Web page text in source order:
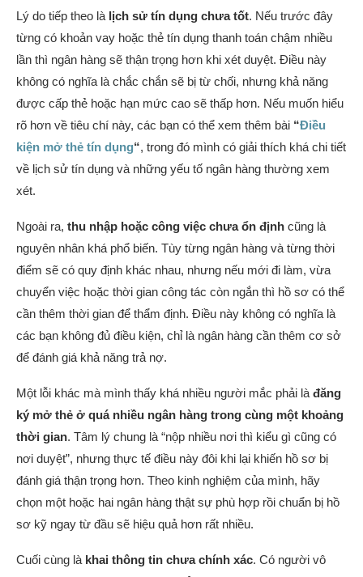
Lý do tiếp theo là lịch sử tín dụng chưa tốt. Nếu trước đây
từng có khoản vay hoặc thẻ tín dụng thanh toán chậm nhiều
lần thì ngân hàng sẽ thận trọng hơn khi xét duyệt. Điều này
không có nghĩa là chắc chắn sẽ bị từ chối, nhưng khả năng
được cấp thẻ hoặc hạn mức cao sẽ thấp hơn. Nếu muốn hiểu
rõ hơn về tiêu chí này, các bạn có thể xem thêm bài “Điều
kiện mở thẻ tín dụng“, trong đó mình có giải thích khá chi tiết
về lịch sử tín dụng và những yếu tố ngân hàng thường xem
xét.
Ngoài ra, thu nhập hoặc công việc chưa ổn định cũng là
nguyên nhân khá phổ biến. Tùy từng ngân hàng và từng thời
điểm sẽ có quy định khác nhau, nhưng nếu mới đi làm, vừa
chuyển việc hoặc thời gian công tác còn ngắn thì hồ sơ có thể
cần thêm thời gian để thẩm định. Điều này không có nghĩa là
các bạn không đủ điều kiện, chỉ là ngân hàng cần thêm cơ sở
để đánh giá khả năng trả nợ.
Một lỗi khác mà mình thấy khá nhiều người mắc phải là đăng
ký mở thẻ ở quá nhiều ngân hàng trong cùng một khoảng
thời gian. Tâm lý chung là “nộp nhiều nơi thì kiểu gì cũng có
nơi duyệt”, nhưng thực tế điều này đôi khi lại khiến hồ sơ bị
đánh giá thận trọng hơn. Theo kinh nghiệm của mình, hãy
chọn một hoặc hai ngân hàng thật sự phù hợp rồi chuẩn bị hồ
sơ kỹ ngay từ đầu sẽ hiệu quả hơn rất nhiều.
Cuối cùng là khai thông tin chưa chính xác. Có người vô